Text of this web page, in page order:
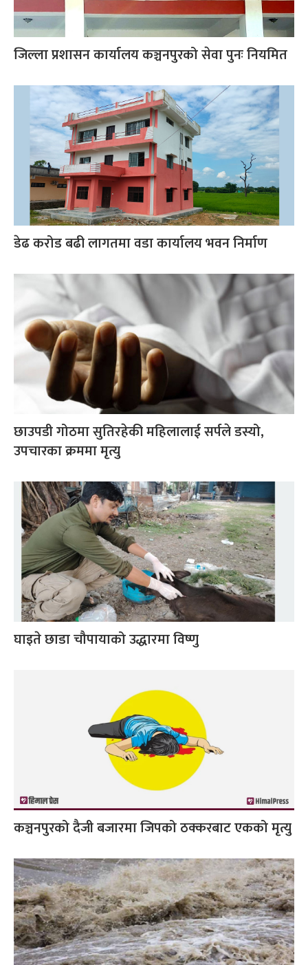
जिल्ला प्रशासन कार्यालय कञ्चनपुरको सेवा पुनः नियमित
डेढ करोड बढी लागतमा वडा कार्यालय भवन निर्माण
छाउपडी गोठमा सुतिरहेकी महिलालाई सर्पले डस्यो,
उपचारका क्रममा मृत्यु
घाइते छाडा चौपायाको उद्धारमा विष्णु
कञ्चनपुरको दैजी बजारमा जिपको ठक्करबाट एकको मृत्यु